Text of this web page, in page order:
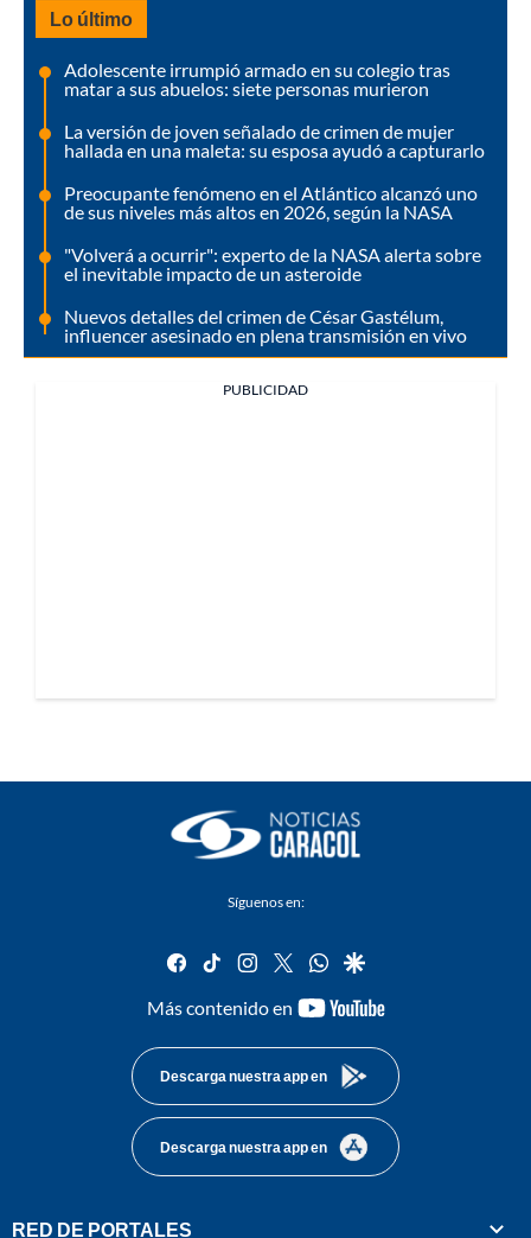
Lo último
Adolescente irrumpió armado en su colegio tras
matar a sus abuelos: siete personas murieron
La versión de joven señalado de crimen de mujer
hallada en una maleta: su esposa ayudó a capturarlo
Preocupante fenómeno en el Atlántico alcanzó uno
de sus niveles más altos en 2026, según la NASA
"Volverá a ocurrir": experto de la NASA alerta sobre
el inevitable impacto de un asteroide
Nuevos detalles del crimen de César Gastélum,
influencer asesinado en plena transmisión en vivo
PUBLICIDAD
Síguenos en:
facebook
tiktok instagram
twitterwhatsapp
google
Más contenido en
youtube-
Descarga nuestra app en
Descarga nuestra app en
RED DE PORTALES